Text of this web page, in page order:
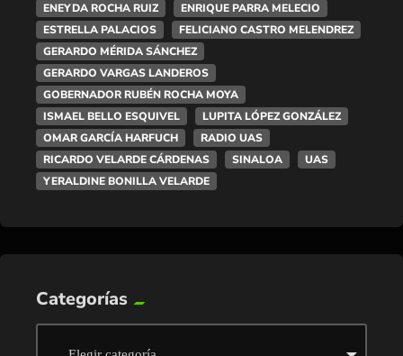
ENEYDA ROCHA RUIZ
ENRIQUE PARRA MELECIO
ESTRELLA PALACIOS
FELICIANO CASTRO MELENDREZ
GERARDO MÉRIDA SÁNCHEZ
GERARDO VARGAS LANDEROS
GOBERNADOR RUBÉN ROCHA MOYA
ISMAEL BELLO ESQUIVEL
LUPITA LÓPEZ GONZÁLEZ
OMAR GARCÍA HARFUCH
RADIO UAS
RICARDO VELARDE CÁRDENAS
SINALOA
UAS
YERALDINE BONILLA VELARDE
Categorías